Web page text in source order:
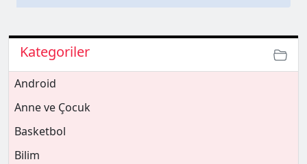
Kategoriler
Android
Anne ve Çocuk
Basketbol
Bilim